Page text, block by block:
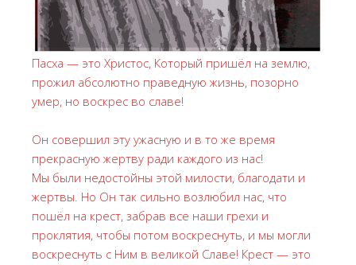
Пасха — это Христос, Который пришёл на землю,
прожил абсолютно праведную жизнь, позорно
умер, но воскрес во славе!
Он совершил эту ужасную и в то же время
прекрасную жертву ради каждого из нас!
Мы были недостойны этой милости, благодати и
жертвы. Но Он так сильно возлюбил нас, что
пошёл на крест, забрав все наши грехи и
проклятия, чтобы потом воскреснуть, и мы могли
воскреснуть с Ним в великой Славе! Крест — это